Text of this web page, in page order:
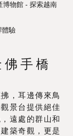
博物館 - 探索越南
體驗
手橋
，耳邊傳來鳥
景台提供絕佳
遠處的群山和
築奇觀，更是